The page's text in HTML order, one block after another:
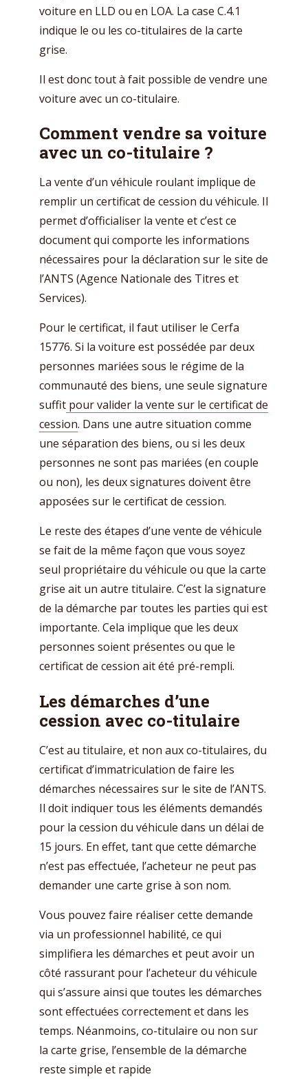
voiture en LLD ou en LOA. La case C.4.1
indique le ou les co-titulaires de la carte
grise.
Il est donc tout à fait possible de vendre une
voiture avec un co-titulaire.
Comment vendre sa voiture
avec un co-titulaire ?
La vente d’un véhicule roulant implique de
remplir un certificat de cession du véhicule. Il
permet d’officialiser la vente et c’est ce
document qui comporte les informations
nécessaires pour la déclaration sur le site de
l’ANTS (Agence Nationale des Titres et
Services).
Pour le certificat, il faut utiliser le Cerfa
15776. Si la voiture est possédée par deux
personnes mariées sous le régime de la
communauté des biens, une seule signature
suffit pour valider la vente sur le certificat de
cession. Dans une autre situation comme
une séparation des biens, ou si les deux
personnes ne sont pas mariées (en couple
ou non), les deux signatures doivent être
apposées sur le certificat de cession.
Le reste des étapes d’une vente de véhicule
se fait de la même façon que vous soyez
seul propriétaire du véhicule ou que la carte
grise ait un autre titulaire. C’est la signature
de la démarche par toutes les parties qui est
importante. Cela implique que les deux
personnes soient présentes ou que le
certificat de cession ait été pré-rempli.
Les démarches d’une
cession avec co-titulaire
C’est au titulaire, et non aux co-titulaires, du
certificat d’immatriculation de faire les
démarches nécessaires sur le site de l’ANTS.
Il doit indiquer tous les éléments demandés
pour la cession du véhicule dans un délai de
15 jours. En effet, tant que cette démarche
n’est pas effectuée, l’acheteur ne peut pas
demander une carte grise à son nom.
Vous pouvez faire réaliser cette demande
via un professionnel habilité, ce qui
simplifiera les démarches et peut avoir un
côté rassurant pour l’acheteur du véhicule
qui s’assure ainsi que toutes les démarches
sont effectuées correctement et dans les
temps. Néanmoins, co-titulaire ou non sur
la carte grise, l’ensemble de la démarche
reste simple et rapide